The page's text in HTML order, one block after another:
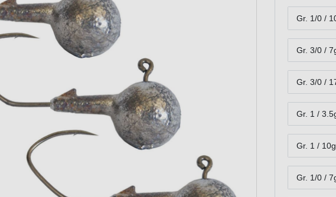
Gr. 1/0 /
Gr. 3/0 /
Gr. 3/0 /
Gr. 1 /
Gr. 1 /
Gr. 1/0 /